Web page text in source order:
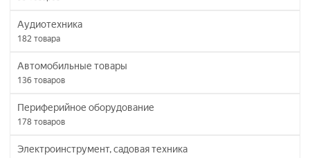
Аудиотехника
182 товара
Автомобильные товары
136 товаров
Периферийное оборудование
178 товаров
Электроинструмент, садовая техника